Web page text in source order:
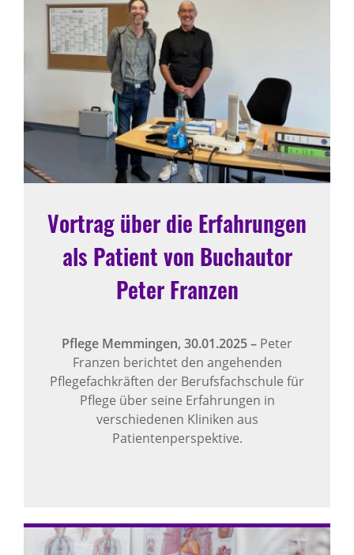
Vortrag über die Erfahrungen
als Patient von Buchautor
Peter Franzen
Pflege Memmingen, 30.01.2025– Peter
Franzen berichtet den angehenden
Pflegefachkräften der Berufsfachschule für
Pflege über seine Erfahrungen in
verschiedenen Kliniken aus
Patientenperspektive.